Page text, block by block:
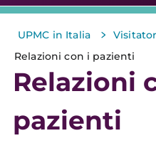
UPMC in Italia >
Relazioni con i pazienti
Relazioni
pazienti